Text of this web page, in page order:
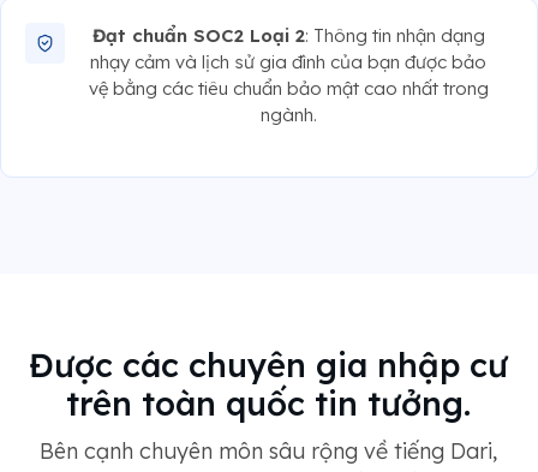
Đạt chuẩn SOC2 Loại 2: Thông tin nhận dạng
nhạy cảm và lịch sử gia đình của bạn được bảo
vệ bằng các tiêu chuẩn bảo mật cao nhất trong
ngành.
Được các chuyên gia nhập cư
trên toàn quốc tin tưởng.
Bên cạnh chuyên môn sâu rộng về tiếng Dari,